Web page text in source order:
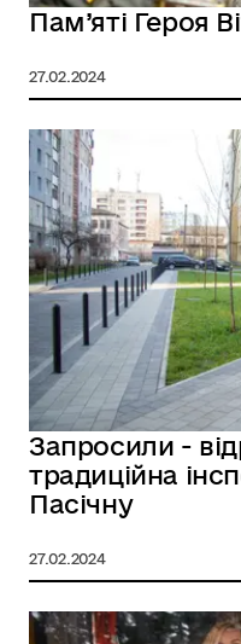
Пам’яті Героя
27.02.2024
Запросили -
традиційна
Пасічну
27.02.2024